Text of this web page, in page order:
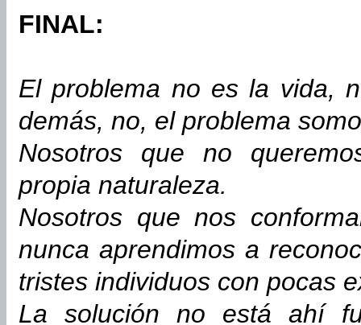
FINAL:
El problema no es la vida,
demás, no, el problema
Nosotros que no
propia naturaleza.
Nosotros que nos
nunca aprendimos a
tristes individuos con pocas
La solución no está ahí